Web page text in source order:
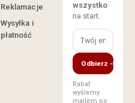
Reklamacje
Wysyłka i
płatność
wszystko
na start.
Odbierz -5%
Rabat
wyślemy
mailem po